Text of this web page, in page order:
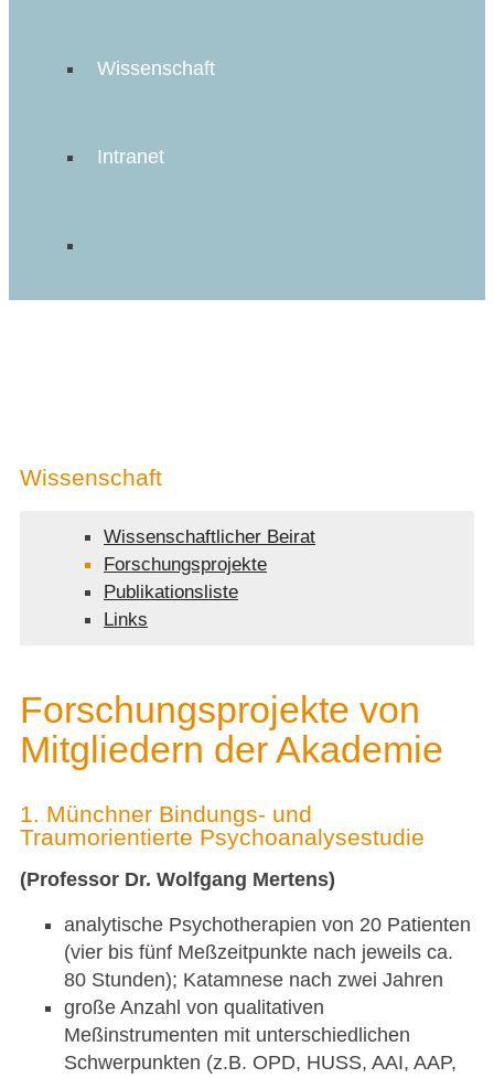
Wissenschaft
Intranet
Wissenschaft
Wissenschaftlicher Beirat
Forschungsprojekte
Publikationsliste
Links
Forschungsprojekte von
Mitgliedern der Akademie
1. Münchner Bindungs- und
Traumorientierte Psychoanalysestudie
(Professor Dr. Wolfgang Mertens)
analytische Psychotherapien von 20 Patienten
(vier bis fünf Meßzeitpunkte nach jeweils ca.
80 Stunden); Katamnese nach zwei Jahren
große Anzahl von qualitativen
Meßinstrumenten mit unterschiedlichen
Schwerpunkten (z.B. OPD, HUSS, AAI, AAP,